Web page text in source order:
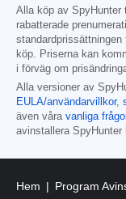
Alla köp av SpyHunter
rabatterade
köp. Priserna kan
i förväg om
Alla versioner av
EULA/användarvillkor,
även våra vanliga
avinstallera SpyHunter
Hem Program